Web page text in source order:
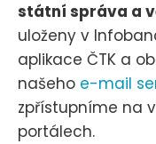
státní správa a
uloženy v
aplikace ČTK a
našeho e-mail
zpřístupníme na
portálech.